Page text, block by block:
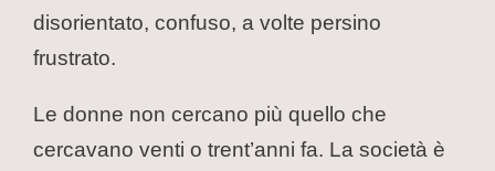
disorientato, confuso, a volte persino
frustrato.
Le donne non cercano più quello che
cercavano venti o trent’anni fa. La società è